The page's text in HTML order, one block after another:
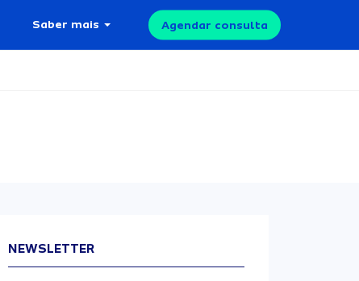
Saber mais Agendar consulta
NEWSLETTER